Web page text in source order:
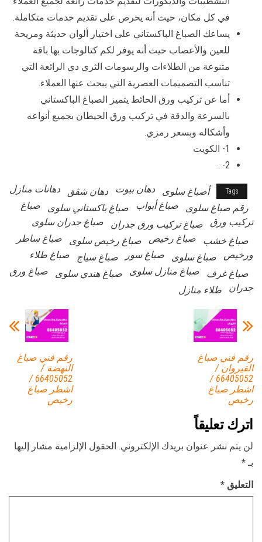
في كل مكان، حيث أنه يحرص على تقديم خدمات متكاملة.
يساعك الصباغ الباكستاني على اختيار ألوان حديثة ومريحة
للعين والأعصاب حيث أنه يوفر لكم كتالوجات بها باقة
متنوعة من الطلاءات والرسومات الثري دي الرائعة التي
تناسب التصميمات العصرية التي يبحث عنها العملاء.
أما عن تركيب ورق الحائط يتميز الصباغ الباكستاني
بالسرعة والدقة في تركيب ورق الحيطان بجميع أنواعه
وأشكاله وبسعر رمزي.
1- الكويت
2- .
Tags أصباغ سلوى دهان بيوت دهان شقق
دهانات منازل
رقم صباغ سلوى
صباغ أبواب صباغ باكستاني سلوى
صباغ
تركيب ورق
صباغ تركيب ورق جدران
صباغ جدران سلوى
صباغ خشب
صباغ رخيص صباغ رخيص سلوى
صباغ ساطر
ورخيص
صباغ سلوى صباغ سور صباغ سياج
صباغ طلاء
صباغ غرف
صباغ منازل سلوى صباغ هندي سلوى
صباغ ورق
جدران
طلاء منازل
رقم فني صباغ
النهضة /
66405052 /
اشطر صباغ
رخيص
رقم فني صباغ
القيروان /
66405052 /
اشطر صباغ
رخيص
اترك تعليقاً
لن يتم نشر عنوان بريدك الإلكتروني. الحقول الإلزامية مشار إليها
بـ*
التعليق *